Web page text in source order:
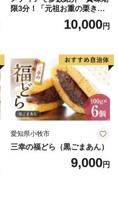
限3分！「元祖お重の栗きん
とんモンブラン」 【未来の
ご褒美】スイーツ 栗 モンブ
子 菓子 F4N-2298
10,000円
愛知県小牧市
三幸の福どら（黒ごまあん）
9,000円